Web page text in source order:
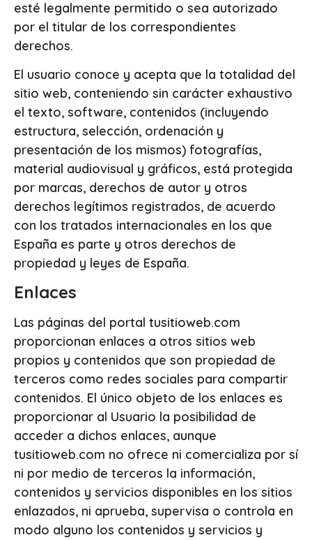
esté legalmente permitido o sea autorizado
por el titular de los correspondientes
derechos.
El usuario conoce y acepta que la totalidad del
sitio web, conteniendo sin carácter exhaustivo
el texto, software, contenidos (incluyendo
estructura, selección, ordenación y
presentación de los mismos) fotografías,
material audiovisual y gráficos, está protegida
por marcas, derechos de autor y otros
derechos legítimos registrados, de acuerdo
con los tratados internacionales en los que
España es parte y otros derechos de
propiedad y leyes de España.
Enlaces
Las páginas del portal tusitioweb.com
proporcionan enlaces a otros sitios web
propios y contenidos que son propiedad de
terceros como redes sociales para compartir
contenidos. El único objeto de los enlaces es
proporcionar al Usuario la posibilidad de
acceder a dichos enlaces, aunque
tusitioweb.com no ofrece ni comercializa por sí
ni por medio de terceros la información,
contenidos y servicios disponibles en los sitios
enlazados, ni aprueba, supervisa o controla en
modo alguno los contenidos y servicios y